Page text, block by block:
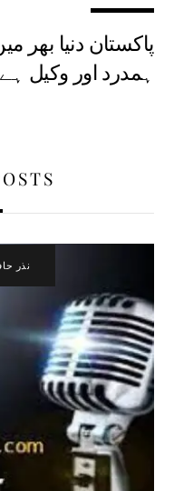
پاکستان دنیا بھر
ہمدرد اور وکیل
نذر